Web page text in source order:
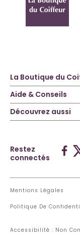
La Boutique du
Aide & Conseils
Découvrez aussi
Restez
connectés
Mentions Légales
Politique De
Accessibilité : Non